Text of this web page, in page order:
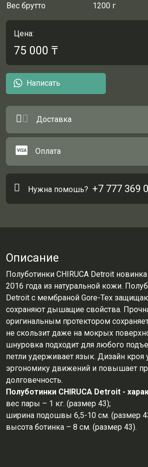
Вес брутто
1200 г
Цена:
75 000 ₸
Написать
Доставка
Оплата
Нужна помошь? +7 777 369
Описание
Полуботинки CHIRUCA Detroit
2016 года из натуральной кожи.
Detroit с мембраной Gore-Tex
сохраняют дышащие свойства.
оригинальным протектором
не скользит даже на мокрых
шнуровка подходит для любого
петли удерживает язык. Дизайн кроя
эргономику движений и повышает
долговечность.
Полуботинки CHIRUCA Detroit -
вес пары – 1 кг. (размер 43);
ширина подошвы 6,5-10 см. (размер
высота ботинка – 8 см. (размер 43).